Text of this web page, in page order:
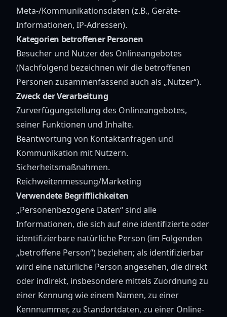
Meta-/Kommunikationsdaten (z.B., Geräte-
Informationen, IP-Adressen).
Kategorien betroffener Personen
Besucher und Nutzer des Onlineangebotes
(Nachfolgend bezeichnen wir die betroffenen
Personen zusammenfassend auch als „Nutzer“).
Zweck der Verarbeitung
Zurverfügungstellung des Onlineangebotes,
seiner Funktionen und Inhalte.
Beantwortung von Kontaktanfragen und
Kommunikation mit Nutzern.
Sicherheitsmaßnahmen.
Reichweitenmessung/Marketing
Verwendete Begrifflichkeiten
„Personenbezogene Daten“ sind alle
Informationen, die sich auf eine identifizierte oder
identifizierbare natürliche Person (im Folgenden
„betroffene Person“) beziehen; als identifizierbar
wird eine natürliche Person angesehen, die direkt
oder indirekt, insbesondere mittels Zuordnung zu
einer Kennung wie einem Namen, zu einer
Kennnummer, zu Standortdaten, zu einer Online-